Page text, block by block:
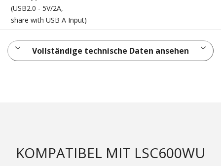
(USB2.0 - 5V/2A,
share with USB A Input)
Vollständige technische Daten ansehen
KOMPATIBEL MIT LSC600WU